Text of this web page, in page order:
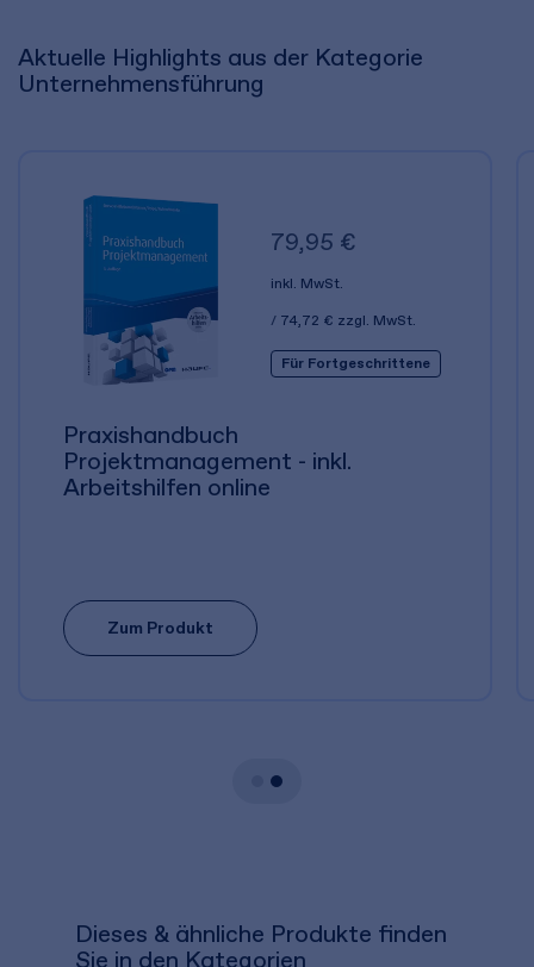
Aktuelle Highlights aus der Kategorie
Unternehmensführung
79,95 €
inkl. MwSt.
74,72 € zzgl. MwSt.
Für Fortgeschrittene
Praxishandbuch
Projektmanagement - inkl.
Arbeitshilfen online
Zum Produkt
Dieses & ähnliche Produkte finden
Sie in den Kategorien